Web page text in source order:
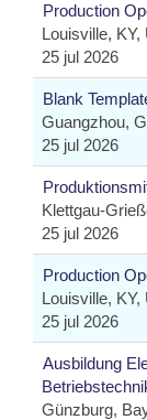
Production
Louisville, KY,
25 jul 2026
Blank
Guangzhou,
25 jul 2026
Klettgau-
25 jul 2026
Production
Louisville, KY,
25 jul 2026
Ausbildung
Günzburg,